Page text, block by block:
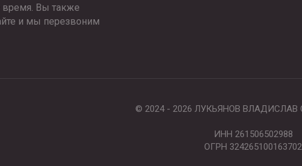
время. Вы также
и мы перезвоним
© 2024 - 2026 ЛУКЬЯНОВ ВЛАДИСЛАВ
ИНН 261506502988
ОГРН 324265100163702